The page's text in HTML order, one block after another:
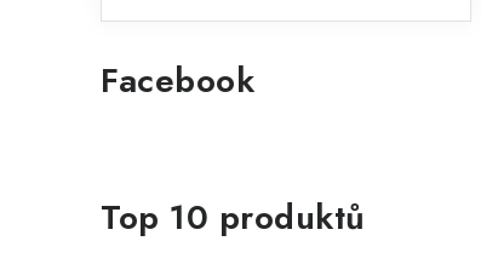
Facebook
Top 10 produktů